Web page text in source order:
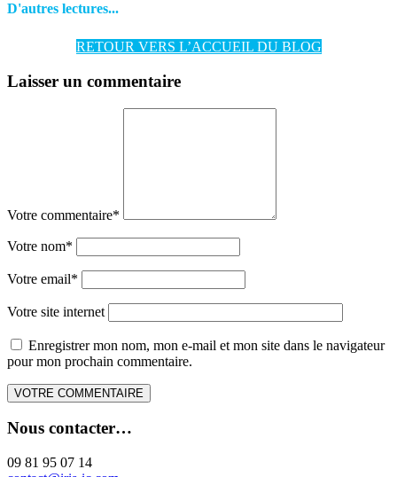
D'autres lectures...
RETOUR VERS L’ACCUEIL DU BLOG
Laisser un commentaire
Votre commentaire*
Votre nom*
Votre email*
Votre site internet
Enregistrer mon nom, mon e-mail et mon site dans le navigateur
pour mon prochain commentaire.
Nous contacter…
09 81 95 07 14